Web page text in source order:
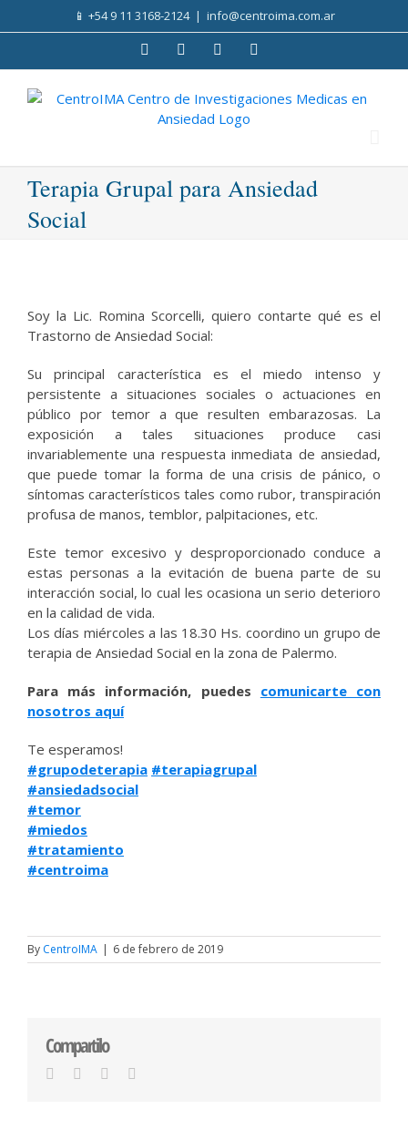
to
📱 +54 9 11 3168-2124 | info@centroima.com.ar
FacebookInstagramTwitter
Terapia Grupal para Ansiedad
Social
Soy la Lic. Romina Scorcelli, quiero contarte qué es el
Trastorno de Ansiedad Social:
Su principal característica es el miedo intenso y
persistente a situaciones sociales o actuaciones en
público por temor a que resulten embarazosas. La
exposición a tales situaciones produce casi
invariablemente una respuesta inmediata de ansiedad,
que puede tomar la forma de una crisis de pánico, o
síntomas característicos tales como rubor, transpiración
profusa de manos, temblor, palpitaciones, etc.
Este temor excesivo y desproporcionado conduce a
estas personas a la evitación de buena parte de su
interacción social, lo cual les ocasiona un serio deterioro
en la calidad de vida.
Los días miércoles a las 18.30 Hs. coordino un grupo de
terapia de Ansiedad Social en la zona de Palermo.
Para más información, puedes comunicarte con
nosotros aquí
Te esperamos!
#grupodeterapia #terapiagrupal
#ansiedadsocial
#temor
#miedos
#tratamiento
#centroima
By CentroIMA | 6 de febrero de 2019
Compartilo
Facebook
TwitterLinkedIn